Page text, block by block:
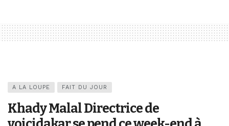
A LA LOUPE FAIT DU JOUR
Khady Malal Directrice de